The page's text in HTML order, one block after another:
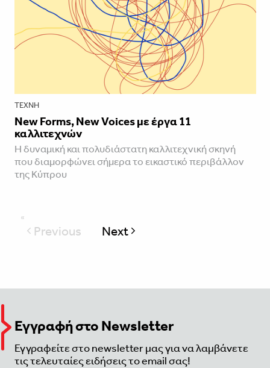
ΤΈΧΝΗ
New Forms, New Voices με έργα 11
καλλιτεχνών
Η δυναμική και πολυδιάστατη καλλιτεχνική σκηνή
που διαμορφώνει σήμερα το εικαστικό περιβάλλον
της Κύπρου
Previous Nextpage
Εγγραφή στο Newsletter
Εγγραφείτε στο newsletter μας για να λαμβάνετε
τις τελευταίες ειδήσεις το email σας!